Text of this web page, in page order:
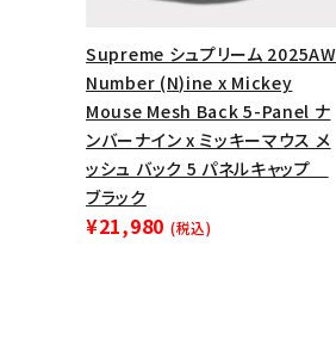
Supreme シュプリーム 2025AW
Number (N)ine x Mickey
Mouse Mesh Back 5-Panel ナ
ンバーナイン x ミッキーマウス メ
ッシュ バック 5 パネルキャップ
ブラック
¥21,980 (税込)